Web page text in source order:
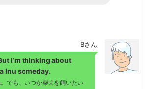
Bさん
I’m thinking about
Inu someday.
でも、いつか柴犬を飼いたい